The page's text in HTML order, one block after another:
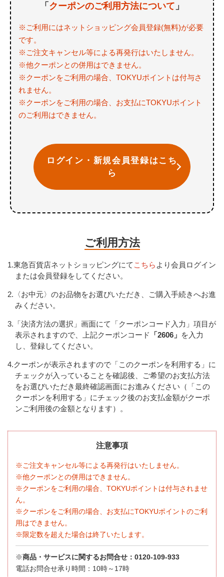
「 クーポンのご利用方法について 」
※ご利用にはネットショッピング会員登録(無料)が必要
です。
※ご注文キャンセル等による再発行はいたしません。
※他クーポンとの併用はできません。
※クーポンをご利用の場合、TOKYUポイントは付与さ
れません。
※クーポンをご利用の場合、お支払にTOKYUポイント
のご利用はできません。
ログイン・新規会員登録はこち
ら
ご利用方法
1.東急百貨店ネットショッピングにて こちら より会員ログイン
または会員登録をしてください。
2.〈お中元〉のお品物をお選びいただき、ご購入手続きへお進
みください。
3.「決済方法の選択」画面にて「クーポンコード入力」項目が
表示されますので、上記クーポンコード
「2606」 を入力
し、登録してください。
4.クーポンが表示されますので「このクーポンを利用する」に
チェックが入っていることを確認後、ご希望のお支払方法
をお選びいただき最終確認画面にお進みください（「この
クーポンを利用する」にチェック後のお支払金額がクーポ
ンご利用後の金額となります）。
注意事項
※ご注文キャンセル等による再発行はいたしません。
※他クーポンとの併用はできません。
※クーポンをご利用の場合、TOKYUポイントは付与されませ
ん。
※クーポンをご利用の場合、お支払にTOKYUポイントのご利
用はできません。
※限定数を超えた場合は終了いたします。
※商品・サービスに関するお問合せ：0120-109-933
電話お問合せ承り時間：10時～17時